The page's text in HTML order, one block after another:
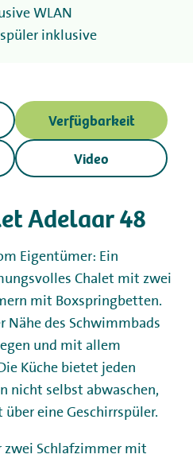
WLAN
inklusive
Verfügbarkeit
Video
Adelaar 48
Eigentümer: Ein
Chalet mit zwei
mit Boxspringbetten.
des Schwimmbads
und mit allem
Küche bietet jeden
nicht selbst abwaschen,
eine Geschirrspüler.
zwei Schlafzimmer mit